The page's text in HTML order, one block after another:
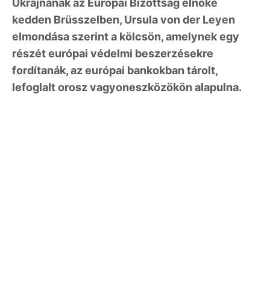
Ukrajnának az Európai Bizottság elnöke
kedden Brüsszelben, Ursula von der Leyen
elmondása szerint a kölcsön, amelynek egy
részét európai védelmi beszerzésekre
fordítanák, az európai bankokban tárolt,
lefoglalt orosz vagyoneszközökön alapulna.